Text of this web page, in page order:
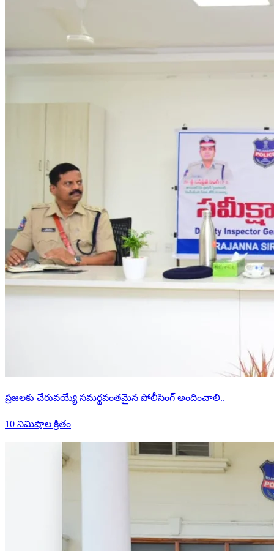
ప్రజలకు చేరువయ్యే సమర్థవంతమైన పోలీసింగ్ అందించాలి..
10 నిమిషాల క్రితం